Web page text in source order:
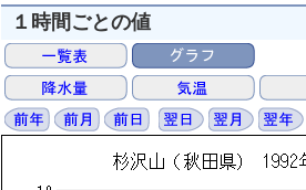
１時間ごとの値